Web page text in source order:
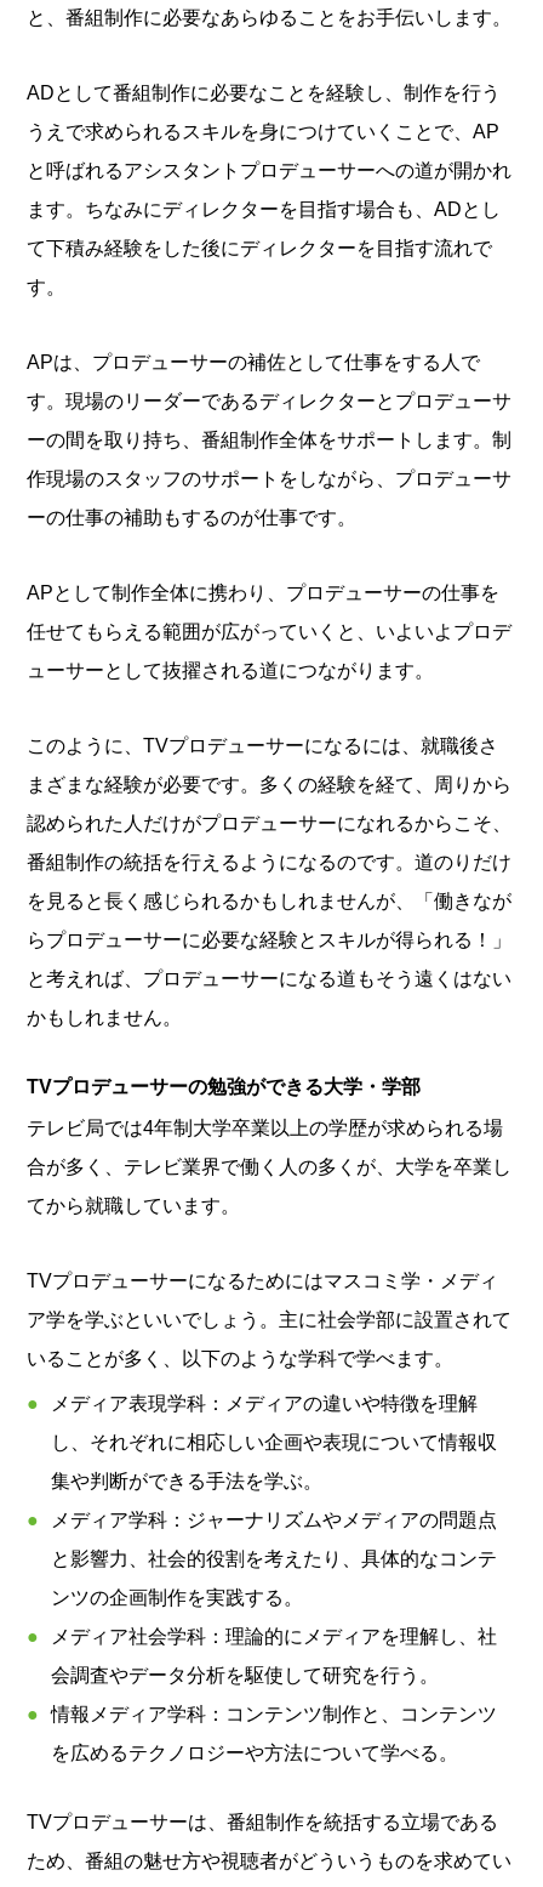
と、番組制作に必要なあらゆることをお手伝いします。
ADとして番組制作に必要なことを経験し、制作を行う
うえで求められるスキルを身につけていくことで、AP
と呼ばれるアシスタントプロデューサーへの道が開かれ
ます。ちなみにディレクターを目指す場合も、ADとし
て下積み経験をした後にディレクターを目指す流れで
す。
APは、プロデューサーの補佐として仕事をする人で
す。現場のリーダーであるディレクターとプロデューサ
ーの間を取り持ち、番組制作全体をサポートします。制
作現場のスタッフのサポートをしながら、プロデューサ
ーの仕事の補助もするのが仕事です。
APとして制作全体に携わり、プロデューサーの仕事を
任せてもらえる範囲が広がっていくと、いよいよプロデ
ューサーとして抜擢される道につながります。
このように、TVプロデューサーになるには、就職後さ
まざまな経験が必要です。多くの経験を経て、周りから
認められた人だけがプロデューサーになれるからこそ、
番組制作の統括を行えるようになるのです。道のりだけ
を見ると長く感じられるかもしれませんが、「働きなが
らプロデューサーに必要な経験とスキルが得られる！」
と考えれば、プロデューサーになる道もそう遠くはない
かもしれません。
TVプロデューサーの勉強ができる大学・学部
テレビ局では4年制大学卒業以上の学歴が求められる場
合が多く、テレビ業界で働く人の多くが、大学を卒業し
てから就職しています。
TVプロデューサーになるためにはマスコミ学・メディ
ア学を学ぶといいでしょう。主に社会学部に設置されて
いることが多く、以下のような学科で学べます。
メディア表現学科：メディアの違いや特徴を理解
し、それぞれに相応しい企画や表現について情報収
集や判断ができる手法を学ぶ。
メディア学科：ジャーナリズムやメディアの問題点
と影響力、社会的役割を考えたり、具体的なコンテ
ンツの企画制作を実践する。
メディア社会学科：理論的にメディアを理解し、社
会調査やデータ分析を駆使して研究を行う。
情報メディア学科：コンテンツ制作と、コンテンツ
を広めるテクノロジーや方法について学べる。
TVプロデューサーは、番組制作を統括する立場である
ため、番組の魅せ方や視聴者がどういうものを求めてい